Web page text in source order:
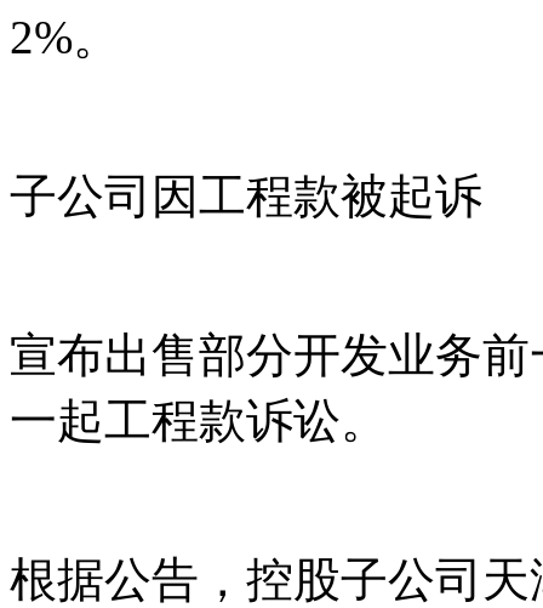
2%。
子公司因工程款被起诉
宣布出售部分开发业务
一起工程款诉讼。
根据公告，控股子公司